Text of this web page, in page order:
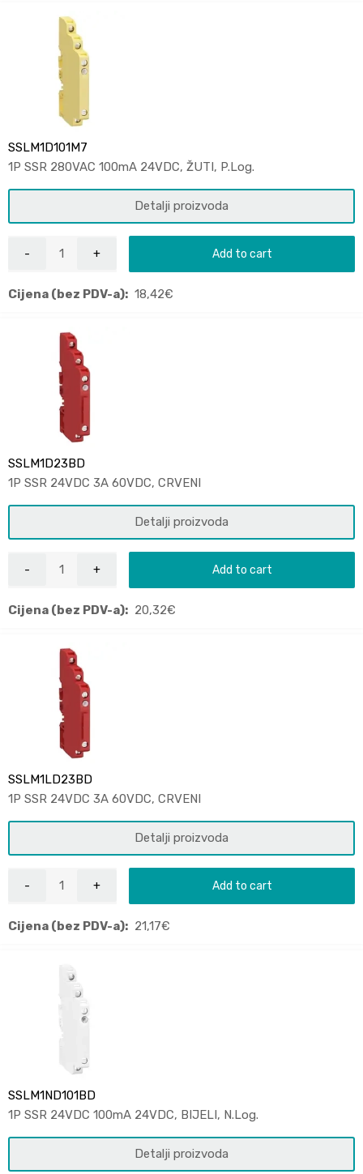
SSLM1D101M7
1P SSR 280VAC 100mA 24VDC, ŽUTI, P.Log.
Detalji proizvoda
Add to cart
Cijena (bez PDV-a): 18,42€
SSLM1D23BD
1P SSR 24VDC 3A 60VDC, CRVENI
Detalji proizvoda
Add to cart
Cijena (bez PDV-a): 20,32€
SSLM1LD23BD
1P SSR 24VDC 3A 60VDC, CRVENI
Detalji proizvoda
Add to cart
Cijena (bez PDV-a): 21,17€
SSLM1ND101BD
1P SSR 24VDC 100mA 24VDC, BIJELI, N.Log.
Detalji proizvoda